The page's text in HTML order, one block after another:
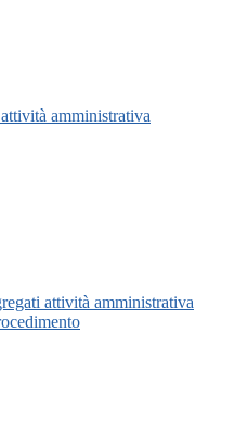
amministrativa
attività amministrativa